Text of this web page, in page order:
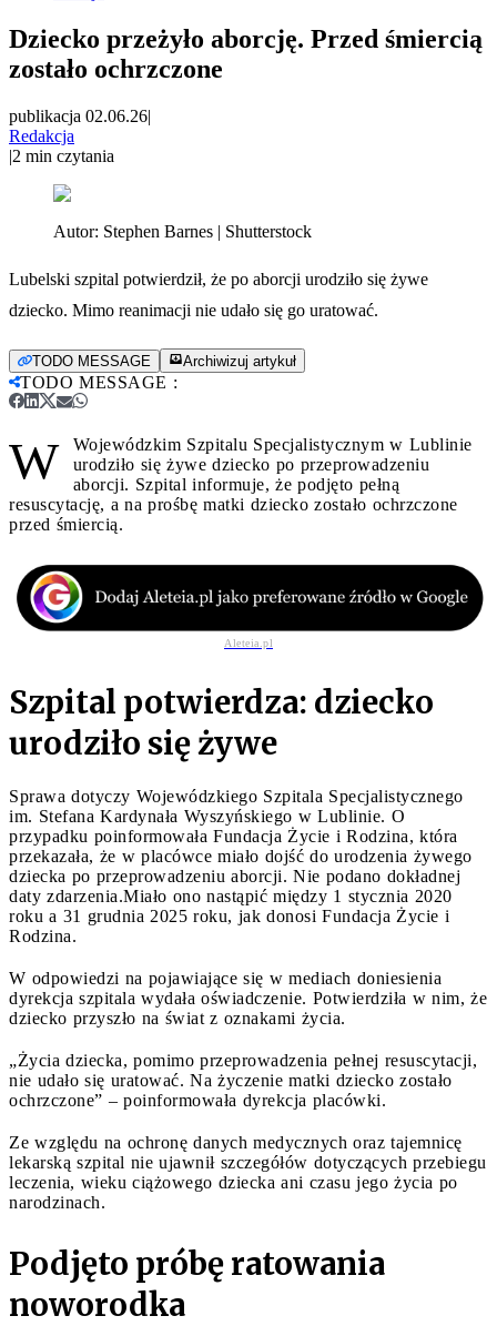
Dziecko przeżyło aborcję. Przed śmiercią
zostało ochrzczone
publikacja 02.06.26|
Redakcja
|2 min czytania
Autor: Stephen Barnes | Shutterstock
Lubelski szpital potwierdził, że po aborcji urodziło się żywe
dziecko. Mimo reanimacji nie udało się go uratować.
TODO MESSAGE Archiwizuj artykuł
TODO MESSAGE :
W
Wojewódzkim Szpitalu Specjalistycznym w Lublinie
urodziło się żywe dziecko po przeprowadzeniu
aborcji. Szpital informuje, że podjęto pełną
resuscytację, a na prośbę matki dziecko zostało ochrzczone
przed śmiercią.
Aleteia.pl
Szpital potwierdza: dziecko
urodziło się żywe
Sprawa dotyczy Wojewódzkiego Szpitala Specjalistycznego
im. Stefana Kardynała Wyszyńskiego w Lublinie. O
przypadku poinformowała Fundacja Życie i Rodzina, która
przekazała, że w placówce miało dojść do urodzenia żywego
dziecka po przeprowadzeniu aborcji. Nie podano dokładnej
daty zdarzenia.Miało ono nastąpić między 1 stycznia 2020
roku a 31 grudnia 2025 roku, jak donosi Fundacja Życie i
Rodzina.
W odpowiedzi na pojawiające się w mediach doniesienia
dyrekcja szpitala wydała oświadczenie. Potwierdziła w nim, że
dziecko przyszło na świat z oznakami życia.
„Życia dziecka, pomimo przeprowadzenia pełnej resuscytacji,
nie udało się uratować. Na życzenie matki dziecko zostało
ochrzczone” – poinformowała dyrekcja placówki.
Ze względu na ochronę danych medycznych oraz tajemnicę
lekarską szpital nie ujawnił szczegółów dotyczących przebiegu
leczenia, wieku ciążowego dziecka ani czasu jego życia po
narodzinach.
Podjęto próbę ratowania
noworodka